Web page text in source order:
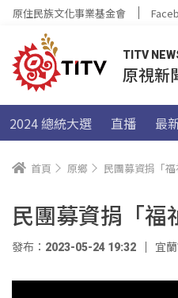
原住民族文化事業基金會
TITV
原視新
2024 總統大選 直播 最
首頁 原鄉 民團募資捐「
民團募資捐「福
發布：2023-05-24 19:32 宜